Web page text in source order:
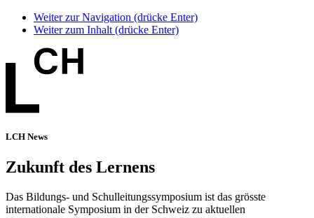
Weiter zur Navigation (drücke Enter)
Weiter zum Inhalt (drücke Enter)
LCH News
Zukunft des Lernens
Das Bildungs- und Schulleitungssymposium ist das grösste
internationale Symposium in der Schweiz zu aktuellen